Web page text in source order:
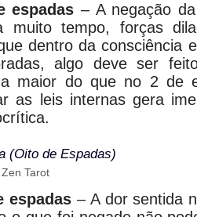
espadas – A negação
muito tempo, forças
dentro da consciência
algo deve ser
maior do que no 2 de
as leis internas gera
(Oito de Espadas)
Tarot
espadas– A dor sentida